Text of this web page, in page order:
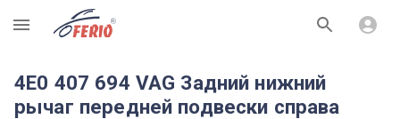
R
4E0 407 694 VAG Задний нижний
рычаг передней подвески справа